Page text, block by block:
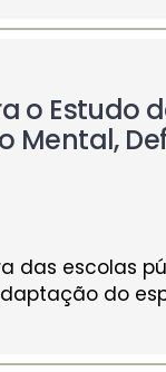
o Estudo
Mental,
das escolas
do